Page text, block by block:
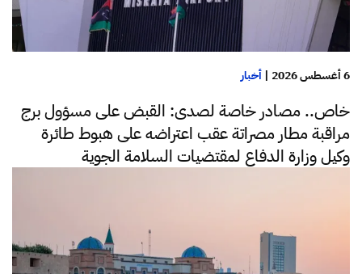
6 أغسطس 2026 | أخبار
خاص.. مصادر خاصة لصدى: القبض على مسؤول برج
مراقبة مطار مصراتة عقب اعتراضه على هبوط طائرة
وكيل وزارة الدفاع لمقتضيات السلامة الجوية